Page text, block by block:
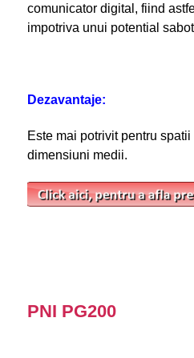
comunicator digital, fiind
impotriva unui potential
Dezavantaje:
Este mai potrivit pentru
dimensiuni medii.
PNI PG200